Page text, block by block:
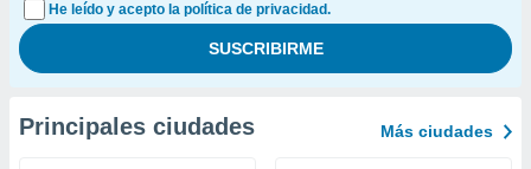
He leído y acepto la política de privacidad.
Principales ciudades Más ciudades